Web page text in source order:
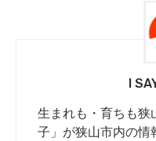
I
生まれも・育ちも狭
子」が狭山市内の情